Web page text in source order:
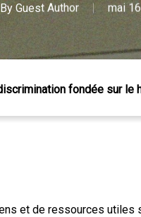
By Guest Author mai
fondée sur le
et de ressources